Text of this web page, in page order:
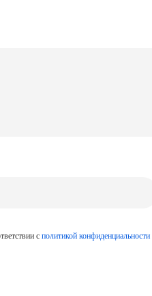
с политикой конфиденциальности